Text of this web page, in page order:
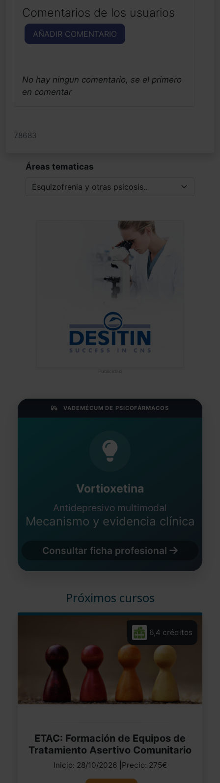
Comentarios de los usuarios
AÑADIR COMENTARIO
No hay ningun comentario, se el primero
en comentar
78683
Áreas tematicas
Publicidad
VADEMÉCUM DE PSICOFÁRMACOS
Vortioxetina
Antidepresivo multimodal
Mecanismo y evidencia clínica
Consultar ficha profesional
Próximos cursos
6,4 créditos
ETAC: Formación de Equipos de
Tratamiento Asertivo Comunitario
Inicio: 28/10/2026 |Precio: 275€